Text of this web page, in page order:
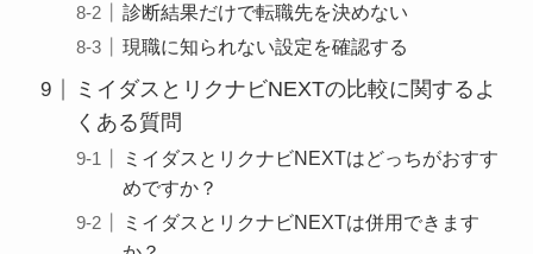
診断結果だけで転職先を決めない
現職に知られない設定を確認する
ミイダスとリクナビNEXTの比較に関するよ
くある質問
ミイダスとリクナビNEXTはどっちがおすす
めですか？
ミイダスとリクナビNEXTは併用できます